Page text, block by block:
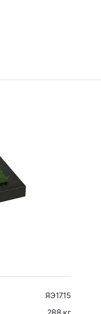
ЯЭ1715
288 кг